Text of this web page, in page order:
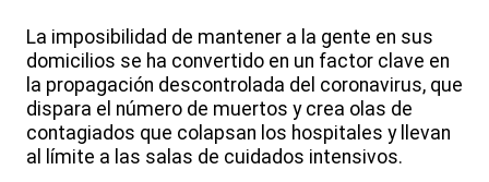
La imposibilidad de mantener a la gente en sus
domicilios se ha convertido en un factor clave en
la propagación descontrolada del coronavirus, que
dispara el número de muertos y crea olas de
contagiados que colapsan los hospitales y llevan
al límite a las salas de cuidados intensivos.